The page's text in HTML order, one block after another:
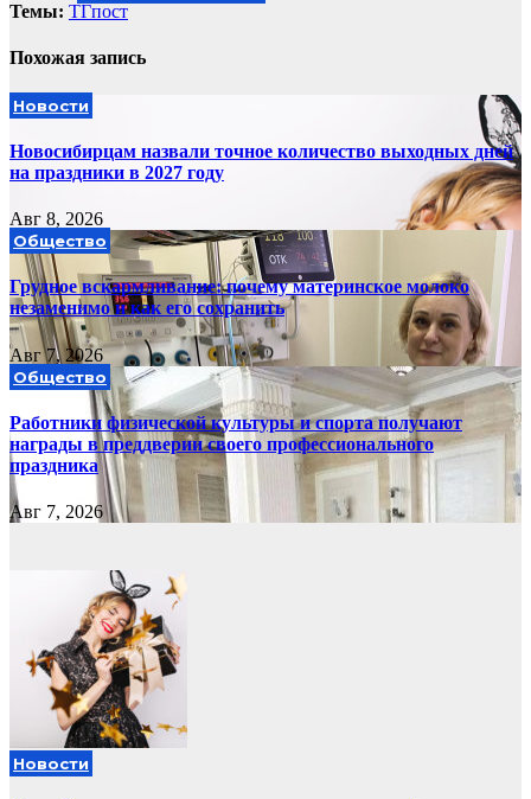
Темы: ТГпост
Похожая запись
Новости
Новосибирцам назвали точное количество выходных дней
на праздники в 2027 году
Авг 8, 2026
Общество
Грудное вскармливание: почему материнское молоко
незаменимо и как его сохранить
Авг 7, 2026
Общество
Работники физической культуры и спорта получают
награды в преддверии своего профессионального
праздника
Авг 7, 2026
Новости